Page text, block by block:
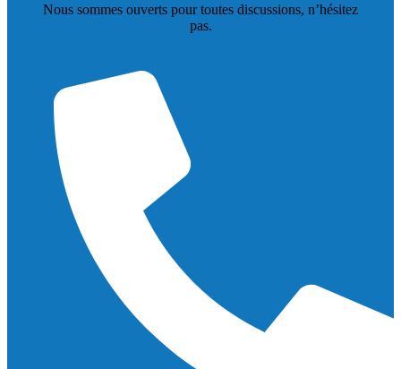
Nous sommes ouverts pour toutes discussions, n’hésitez
pas.